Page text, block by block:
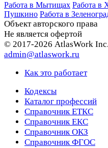
Работа в Мытищах Работа в
Пушкино Работа в
Объект авторского права
Не является офертой
© 2017-2026 AtlasWork Inc.
admin@atlaswork.ru
Как это работает
Кодексы
Каталог профессий
Справочник ЕТКС
Справочник ЕКС
Справочник ОКЗ
Справочник ФГОС